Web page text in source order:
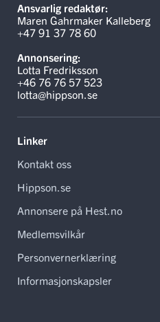
Ansvarlig redaktør:
Maren Gahrmaker Kalleberg
+47 91 37 78 60
Annonsering:
Lotta Fredriksson
+46 76 76 57 523
lotta@hippson.se
Linker
Kontakt oss
Hippson.se
Annonsere på Hest.no
Medlemsvilkår
Personvernerklæring
Informasjonskapsler